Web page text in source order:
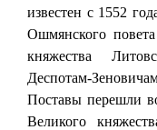
известен с 1552
Ошмянского
княжества
Деспотам-
Поставы перешли
Великого